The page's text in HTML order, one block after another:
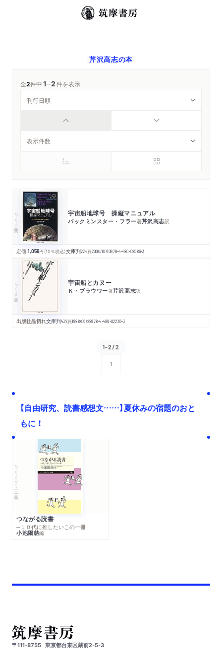
芹沢高志の本
全2件中1─2件を表示
ちくま学芸文庫 宇宙船地球号 操縦マニュアル
バックミンスター・フラー著芹沢高志訳
定価:1,056円 （10％税込）文庫判224頁2000/10/10978-4-480-08586-3
ちくま文庫 宇宙船とカヌー
Ｋ・ブラウワー著芹沢高志訳
出版社品切れ文庫判432頁1988/06/28978-4-480-02236-3
1-2/2
1
【自由研究、読書感想文……】夏休みの宿題のおと
もに！
ちくまプリマー新書
つながる読書
─１０代に推したいこの一冊
小池陽慈編
〒111-8755 東京都台東区蔵前2-5-3